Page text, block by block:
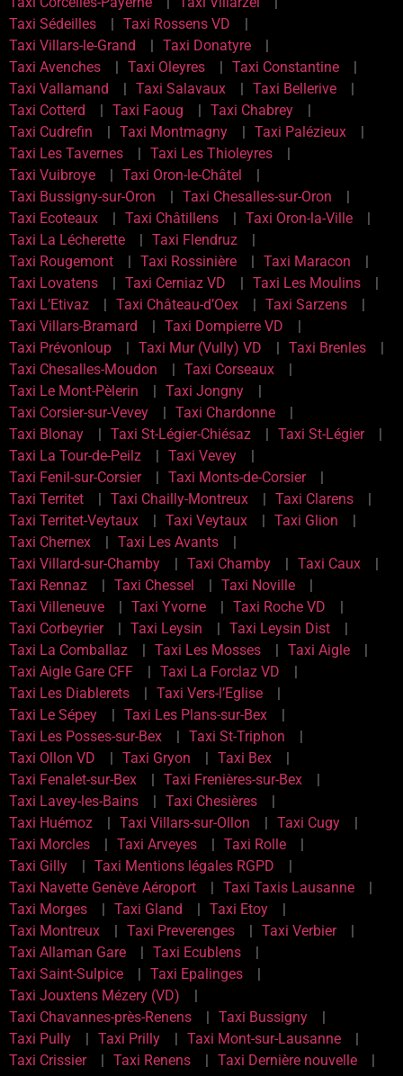
Taxi Sédeilles
Taxi Rossens VD
Taxi Villars-le-Grand
Taxi Donatyre
Taxi Avenches
Taxi Oleyres
Taxi Constantine
Taxi Vallamand
Taxi Salavaux
Taxi Bellerive
Taxi Cotterd
Taxi Faoug
Taxi Chabrey
Taxi Cudrefin
Taxi Montmagny
Taxi Palézieux
Taxi Les Tavernes
Taxi Les Thioleyres
Taxi Vuibroye
Taxi Oron-le-Châtel
Taxi Bussigny-sur-Oron
Taxi Chesalles-sur-Oron
Taxi Ecoteaux
Taxi Châtillens
Taxi Oron-la-Ville
Taxi La Lécherette
Taxi Flendruz
Taxi Rougemont
Taxi Rossinière
Taxi Maracon
Taxi Lovatens
Taxi Cerniaz VD
Taxi Les Moulins
Taxi L’Etivaz
Taxi Château-d’Oex
Taxi Sarzens
Taxi Villars-Bramard
Taxi Dompierre VD
Taxi Prévonloup
Taxi Mur (Vully) VD
Taxi Brenles
Taxi Chesalles-Moudon
Taxi Corseaux
Taxi Le Mont-Pèlerin
Taxi Jongny
Taxi Corsier-sur-Vevey
Taxi Chardonne
Taxi Blonay
Taxi St-Légier-Chiésaz
Taxi St-Légier
Taxi La Tour-de-Peilz
Taxi Vevey
Taxi Fenil-sur-Corsier
Taxi Monts-de-Corsier
Taxi Territet
Taxi Chailly-Montreux
Taxi Clarens
Taxi Territet-Veytaux
Taxi Veytaux
Taxi Glion
Taxi Chernex
Taxi Les Avants
Taxi Villard-sur-Chamby
Taxi Chamby
Taxi Caux
Taxi Rennaz
Taxi Chessel
Taxi Noville
Taxi Villeneuve
Taxi Yvorne
Taxi Roche VD
Taxi Corbeyrier
Taxi Leysin
Taxi Leysin Dist
Taxi La Comballaz
Taxi Les Mosses
Taxi Aigle
Taxi Aigle Gare CFF
Taxi La Forclaz VD
Taxi Les Diablerets
Taxi Vers-l’Eglise
Taxi Le Sépey
Taxi Les Plans-sur-Bex
Taxi Les Posses-sur-Bex
Taxi St-Triphon
Taxi Ollon VD
Taxi Gryon
Taxi Bex
Taxi Fenalet-sur-Bex
Taxi Frenières-sur-Bex
Taxi Lavey-les-Bains
Taxi Chesières
Taxi Huémoz
Taxi Villars-sur-Ollon
Taxi Cugy
Taxi Morcles
Taxi Arveyes
Taxi Rolle
Taxi Gilly
Taxi Mentions légales RGPD
Taxi Navette Genève Aéroport
Taxi Taxis Lausanne
Taxi Morges
Taxi Gland
Taxi Etoy
Taxi Montreux
Taxi Preverenges
Taxi Verbier
Taxi Allaman Gare
Taxi Ecublens
Taxi Saint-Sulpice
Taxi Epalinges
Taxi Jouxtens Mézery (VD)
Taxi Chavannes-près-Renens
Taxi Bussigny
Taxi Pully
Taxi Prilly
Taxi Mont-sur-Lausanne
Taxi Crissier
Taxi Renens
Taxi Dernière nouvelle